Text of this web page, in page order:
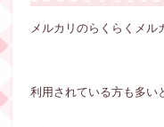
メルカリのらくらくメル
利用されている方も多い